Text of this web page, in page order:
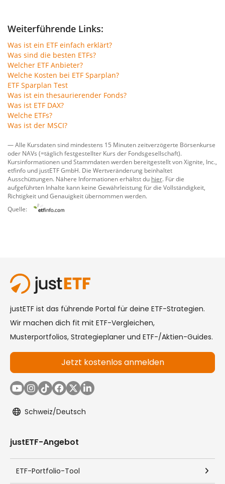
Weiterführende Links:
Was ist ein ETF einfach erklärt?
Was sind die besten ETFs?
Welcher ETF Anbieter?
Welche Kosten bei ETF Sparplan?
ETF Sparplan Test
Was ist ein thesaurierender Fonds?
Was ist ETF DAX?
Welche ETFs?
Was ist der MSCI?
— Alle Kursdaten sind mindestens 15 Minuten zeitverzögerte Börsenkurse
oder NAVs (=täglich festgestellter Kurs der Fondsgesellschaft).
Kursinformationen und Stammdaten werden bereitgestellt vonXignite, Inc.
etfinfo und justETF GmbH. Die Wertveränderung beinhaltet
Ausschüttungen. Nähere Informationen erhältst du hier. Für die
aufgeführten Inhalte kann keine Gewährleistung für die Vollständigkeit,
Richtigkeit und Genauigkeit übernommen werden.
Quelle: